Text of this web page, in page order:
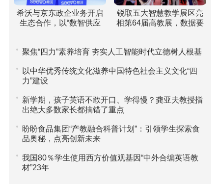
希沃与京东政企业务开启
生态合作，以“数智供应
锐取五大智慧教学展区亮
相第64届高教展，数据要
聚焦“四力”素养培育 夯实人工智能时代立德树人根基
以中华优秀传统文化滋养中国特色社会主义文化“四
力”建设
新学期，孩子英语不敢开口、学得慢？龚亚夫教授指
出绝大多数家长都搞错了重点
盼盼食品集团“产教融合科普计划”：引领学生探索食
品奥秘，点亮创新未来
我国80％学生使用西方价值观基因“中外合编英语教
材”23年